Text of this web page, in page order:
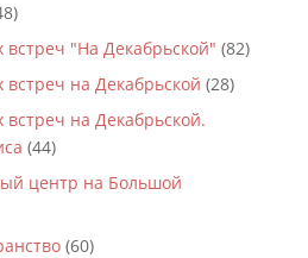
встреч "На Декабрьской" (82)
встреч на Декабрьской (28)
встреч на Декабрьской.
(44)
центр на Большой
(60)